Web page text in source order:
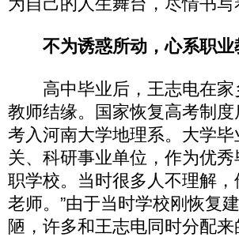
不为诱惑所动，心系职业
高中毕业后，王志电在家
教师结缘。国家恢复高考制
考入河南大学地理系。大学
关、科研事业单位，作为优
职学校。当时很多人不理解
老师。”由于当时学校刚恢复
陋，许多和王志电同时分配